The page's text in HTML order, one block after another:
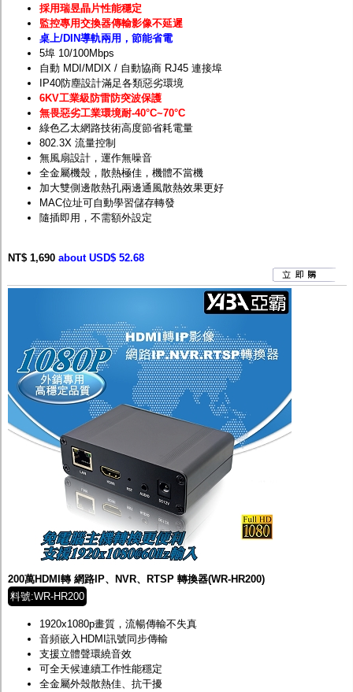
採用瑞昱晶片性能穩定
監控專用交換器傳輸影像不延遲
桌上/DIN導軌兩用，節能省電
5埠 10/100Mbps
自動 MDI/MDIX / 自動協商 RJ45 連接埠
IP40防塵設計滿足各類惡劣環境
6KV工業級防雷防突波保護
無畏惡劣工業環境耐-40°C~70°C
綠色乙太網路技術高度節省耗電量
802.3X 流量控制
無風扇設計，運作無噪音
全金屬機殼，散熱極佳，機體不當機
加大雙側邊散熱孔兩邊通風散熱效果更好
MAC位址可自動學習儲存轉發
隨插即用，不需額外設定
NT$ 1,690 about USD$ 52.68
200萬HDMI轉 網路IP、NVR、RTSP 轉換器(WR-HR200)
料號:WR-HR200
1920x1080p畫質，流暢傳輸不失真
音頻嵌入HDMI訊號同步傳輸
支援立體聲環繞音效
可全天候連續工作性能穩定
全金屬外殼散熱佳、抗干擾